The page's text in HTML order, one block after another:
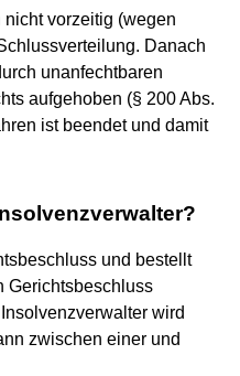
vorzeitig (wegen
Danach
unanfechtbaren
aufgehoben (§ 200 Abs.
ist beendet und damit
und bestellt
Gerichtsbeschluss
wird
zwischen einer und